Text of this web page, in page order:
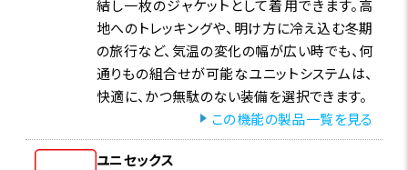
ために―― 自分に最適な機能やカラーで、自分に最適な一
着をデザインしてみませんか？
特集ページはこちら
結し一枚のジャケットとして着用できます。高
地へのトレッキングや、明け方に冷え込む冬期
の旅行など、気温の変化の幅が広い時でも、何
通りもの組合せが可能なユニットシステムは、
快適に、かつ無駄のない装備を選択できます。
この機能の製品一覧を見る
ユニセックス